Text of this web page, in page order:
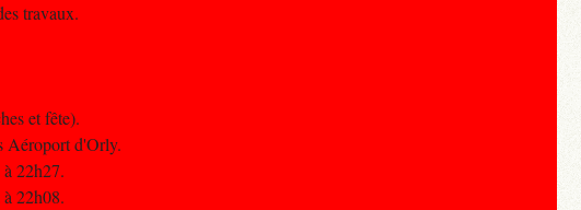
travaux.
et fête).
Aéroport d'Orly.
22h27.
22h08.